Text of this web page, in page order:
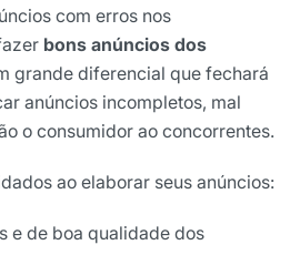
com erros nos
bons anúncios dos
grande diferencial que fechará
anúncios incompletos, mal
o consumidor ao concorrentes.
ao elaborar seus anúncios:
e de boa qualidade dos